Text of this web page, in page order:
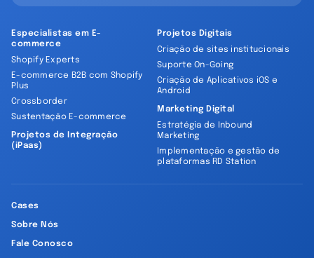
Especialistas em E-
commerce
Shopify Experts
E-commerce B2B com Shopify
Plus
Crossborder
Sustentação E-commerce
Projetos de Integração
(iPaas)
Projetos Digitais
Criação de sites institucionais
Suporte On-Going
Criação de Aplicativos iOS e
Android
Marketing Digital
Estratégia de Inbound
Marketing
Implementação e gestão de
plataformas RD Station
Cases
Sobre Nós
Fale Conosco